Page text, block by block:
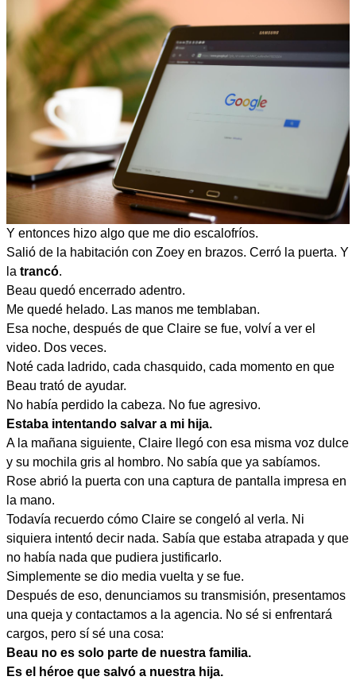
Y entonces hizo algo que me dio escalofríos.
Salió de la habitación con Zoey en brazos. Cerró la puerta. Y
la trancó.
Beau quedó encerrado adentro.
Me quedé helado. Las manos me temblaban.
Esa noche, después de que Claire se fue, volví a ver el
video. Dos veces.
Noté cada ladrido, cada chasquido, cada momento en que
Beau trató de ayudar.
No había perdido la cabeza. No fue agresivo.
Estaba intentando salvar a mi hija.
A la mañana siguiente, Claire llegó con esa misma voz dulce
y su mochila gris al hombro. No sabía que ya sabíamos.
Rose abrió la puerta con una captura de pantalla impresa en
la mano.
Todavía recuerdo cómo Claire se congeló al verla. Ni
siquiera intentó decir nada. Sabía que estaba atrapada y que
no había nada que pudiera justificarlo.
Simplemente se dio media vuelta y se fue.
Después de eso, denunciamos su transmisión, presentamos
una queja y contactamos a la agencia. No sé si enfrentará
cargos, pero sí sé una cosa:
Beau no es solo parte de nuestra familia.
Es el héroe que salvó a nuestra hija.